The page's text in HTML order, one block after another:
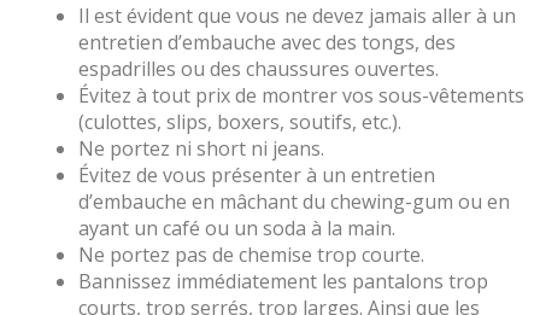
Il est évident que vous ne devez jamais aller à un
entretien d’embauche avec des tongs, des
espadrilles ou des chaussures ouvertes.
Évitez à tout prix de montrer vos sous-vêtements
(culottes, slips, boxers, soutifs, etc.).
Ne portez ni short ni jeans.
Évitez de vous présenter à un entretien
d’embauche en mâchant du chewing-gum ou en
ayant un café ou un soda à la main.
Ne portez pas de chemise trop courte.
Bannissez immédiatement les pantalons trop
courts, trop serrés, trop larges. Ainsi que les